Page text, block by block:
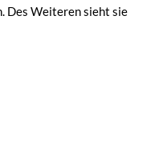
Des Weiteren sieht sie